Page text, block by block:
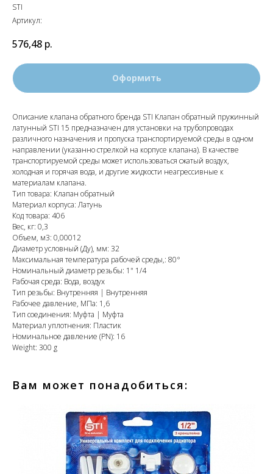
STI
Артикул:
576,48 р.
Оформить
Описание клапана обратного бренда STI Клапан обратный пружинный
латунный STI 15 предназначен для установки на трубопроводах
различного назначения и пропуска транспортируемой среды в одном
направлении (указанно стрелкой на корпусе клапана). В качестве
транспортируемой среды может использоваться сжатый воздух,
холодная и горячая вода, и другие жидкости неагрессивные к
материалам клапана.
Тип товара: Клапан обратный
Материал корпуса: Латунь
Код товара: 406
Вес, кг: 0,3
Объем, м3: 0,00012
Диаметр условный (Ду), мм: 32
Максимальная температура рабочей среды,: 80°
Номинальный диаметр резьбы: 1" 1/4
Рабочая среда: Вода, воздух
Тип резьбы: Внутренняя | Внутренняя
Рабочее давление, МПа: 1,6
Тип соединения: Муфта | Муфта
Материал уплотнения: Пластик
Номинальное давление (PN): 16
Weight: 300 g
Вам может понадобиться: